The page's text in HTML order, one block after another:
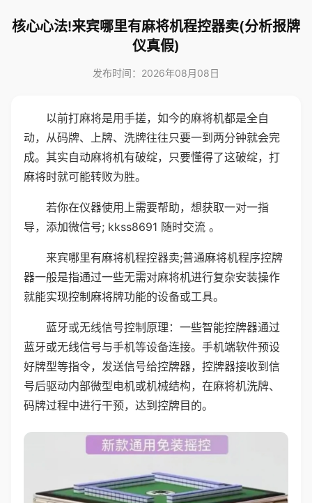
核心心法!来宾哪里有麻将机程控器卖(分析报牌
仪真假)
发布时间：2026年08月08日
以前打麻将是用手搓，如今的麻将机都是全自
动，从码牌、上牌、洗牌往往只要一到两分钟就会完
成。其实自动麻将机有破绽，只要懂得了这破绽，打
麻将时就可能转败为胜。
若你在仪器使用上需要帮助，想获取一对一指
导，添加微信号; kkss8691 随时交流 。
来宾哪里有麻将机程控器卖;普通麻将机程序控牌
器一般是指通过一些无需对麻将机进行复杂安装操作
就能实现控制麻将牌功能的设备或工具。
蓝牙或无线信号控制原理：一些智能控牌器通过
蓝牙或无线信号与手机等设备连接。手机端软件预设
好牌型等指令，发送信号给控牌器，控牌器接收到信
号后驱动内部微型电机或机械结构，在麻将机洗牌、
码牌过程中进行干预，达到控牌目的。